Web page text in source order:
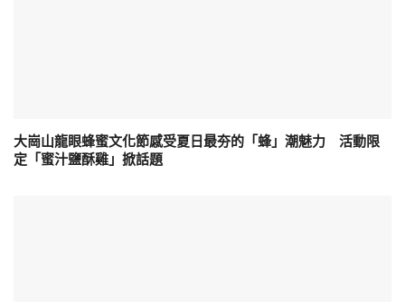
大崗山龍眼蜂蜜文化節感受夏日最夯的「蜂」潮魅力 活動限
定「蜜汁鹽酥雞」掀話題